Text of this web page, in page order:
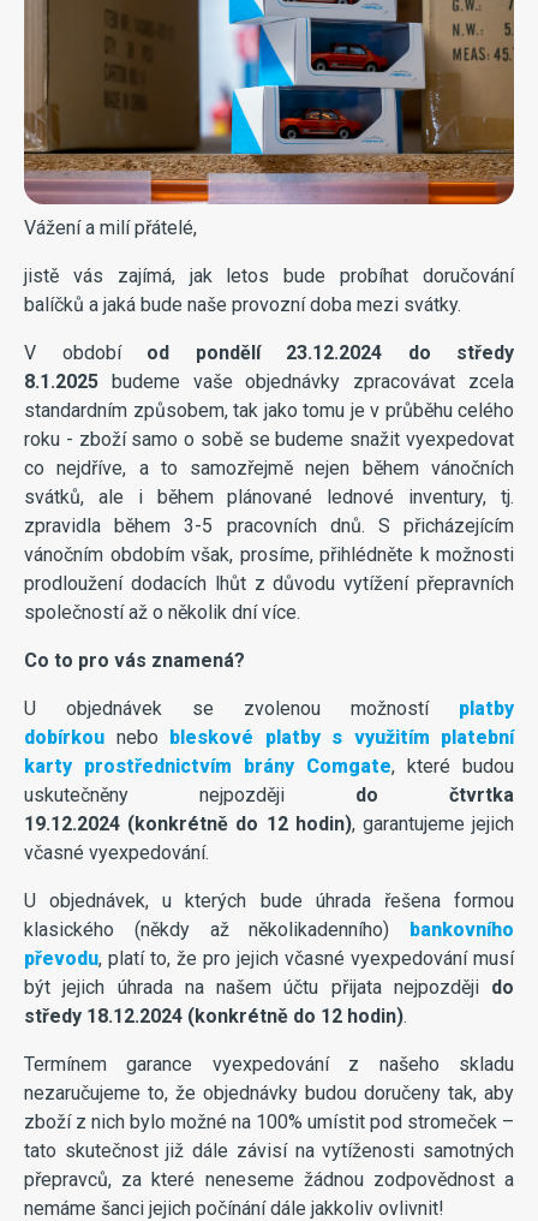
Vážení a milí přátelé,
jistě vás zajímá, jak letos bude probíhat doručování
balíčků a jaká bude naše provozní doba mezi svátky.
V období od pondělí 23.12.2024 do středy
8.1.2025 budeme vaše objednávky zpracovávat zcela
standardním způsobem, tak jako tomu je v průběhu celého
roku - zboží samo o sobě se budeme snažit vyexpedovat
co nejdříve, a to samozřejmě nejen během vánočních
svátků, ale i během plánované lednové inventury, tj.
zpravidla během 3-5 pracovních dnů. S přicházejícím
vánočním obdobím však, prosíme, přihlédněte k možnosti
prodloužení dodacích lhůt z důvodu vytížení přepravních
společností až o několik dní více.
Co to pro vás znamená?
U objednávek se zvolenou možností platby
dobírkou nebo bleskové platby s využitím platební
karty prostřednictvím brány Comgate, které budou
uskutečněny nejpozději do čtvrtka
19.12.2024 (konkrétně do 12 hodin), garantujeme jejich
včasné vyexpedování.
U objednávek, u kterých bude úhrada řešena formou
klasického (někdy až několikadenního) bankovního
převodu, platí to, že pro jejich včasné vyexpedování musí
být jejich úhrada na našem účtu přijata nejpozději do
středy 18.12.2024 (konkrétně do 12 hodin).
Termínem garance vyexpedování z našeho skladu
nezaručujeme to, že objednávky budou doručeny tak, aby
zboží z nich bylo možné na 100% umístit pod stromeček –
tato skutečnost již dále závisí na vytíženosti samotných
přepravců, za které neneseme žádnou zodpovědnost a
nemáme šanci jejich počínání dále jakkoliv ovlivnit!